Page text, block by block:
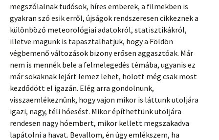
megszólalnak tudósok, híres emberek, a filmekben is
gyakran szó esik erről, újságok rendszeresen cikkeznek a
különböző meteorológiai adatokról, statisztikákról,
illetve magunk is tapasztalhatjuk, hogy a Földön
végbemenő változások bizony erősen aggasztóak. Már
nem is mennék bele a felmelegedés témába, ugyanis ez
már sokaknak lejárt lemez lehet, holott még csak most
kezdődött el igazán. Elég arra gondolnunk,
visszaemlékeznünk, hogy vajon mikor is láttunk utoljára
igazi, nagy, téli hóesést. Mikor építhettünk utoljára
rendesen nagy hóembert, mikor kellett megszakadva
lapátolni a havat. Bevallom, én úgy emlékszem, ha